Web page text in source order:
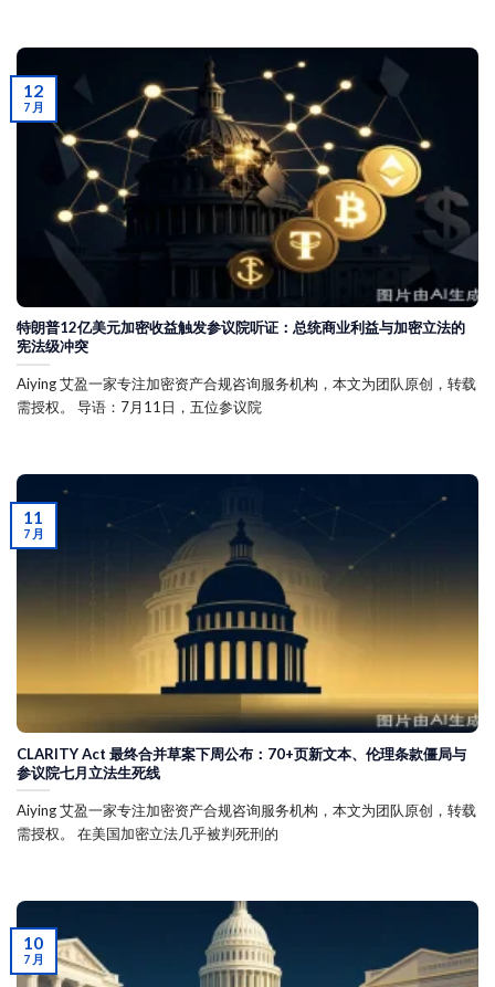
特朗普12亿美元加密收益触发参议院听证：总统商业利益与加密立法的
宪法级冲突
Aiying 艾盈一家专注加密资产合规咨询服务机构，本文为团队原创，转载
需授权。 导语：7月11日，五位参议院
12
7 月
CLARITY Act 最终合并草案下周公布：70+页新文本、伦理条款僵局与
参议院七月立法生死线
Aiying 艾盈一家专注加密资产合规咨询服务机构，本文为团队原创，转载
需授权。 在美国加密立法几乎被判死刑的
11
7 月
10
7 月